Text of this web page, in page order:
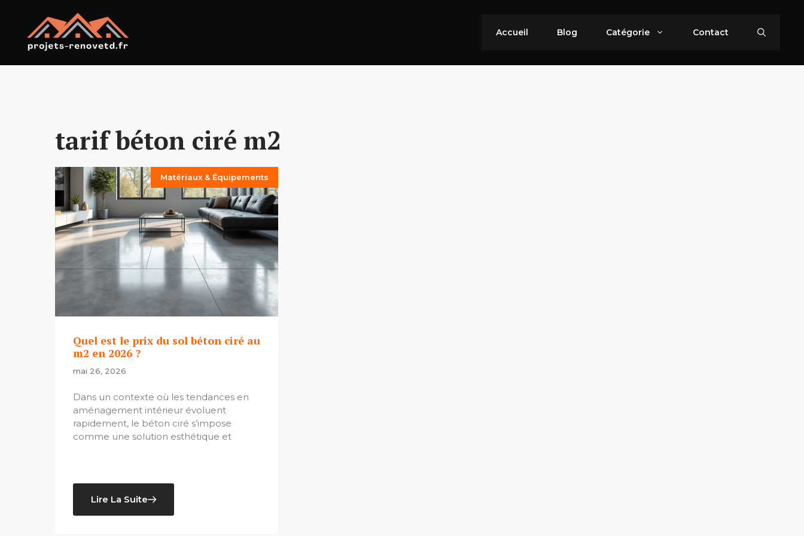
contenu
Accueil Blog Catégorie Contact
tarif béton ciré m2
Matériaux & Équipements
Quel est le prix du sol béton ciré au
m2 en 2026 ?
mai 26, 2026
Dans un contexte où les tendances en
aménagement intérieur évoluent
rapidement, le béton ciré s’impose
comme une solution esthétique et
Lire La Suite